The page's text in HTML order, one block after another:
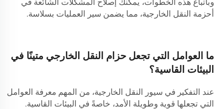
وباتباع هذه الخطوات، يمكنك إصلاح المشكلات الشائعة في
أحزمة النقل الخارجية، مما يضمن سير العمليات بسلاسة.
ما العوامل التي تجعل حزام النقل الخارجي متينًا في
البيئات القاسية؟
عند التفكير في سيور النقل الخارجية، من المهم معرفة العوامل
التي تجعلها قوية وطويلة الأمد، خاصةً في البيئات القاسية.